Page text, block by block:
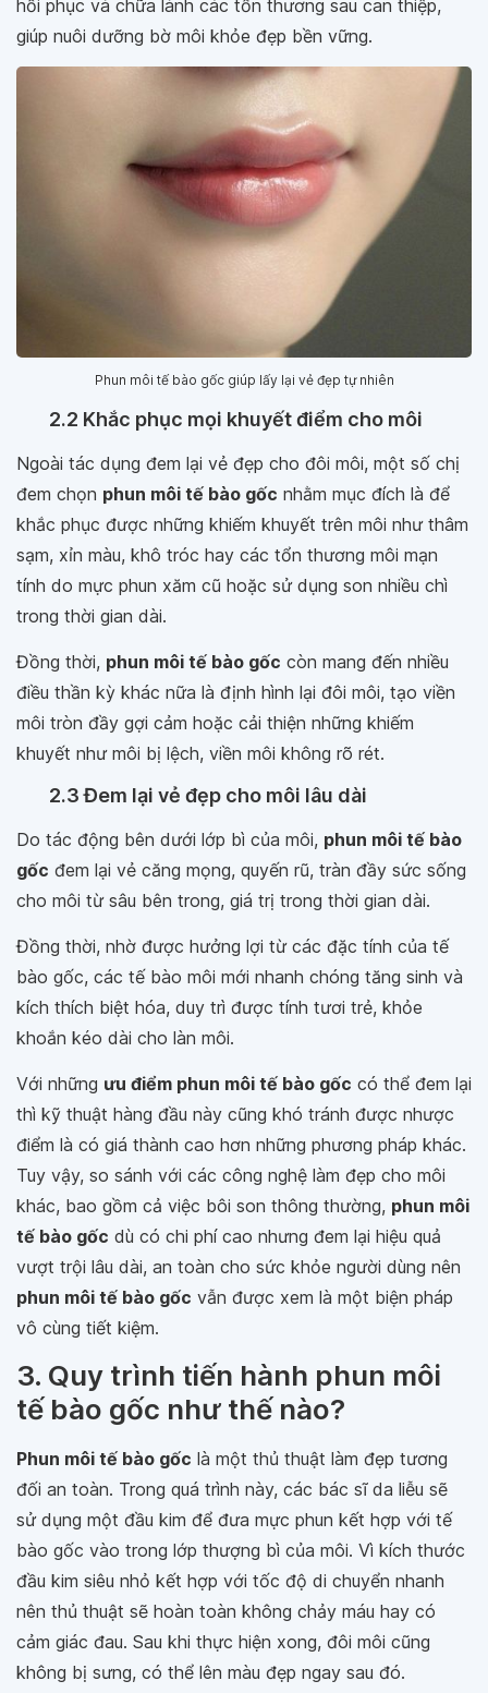
hồi phục và chữa lành các tổn thương sau can thiệp,
giúp nuôi dưỡng bờ môi khỏe đẹp bền vững.
Phun môi tế bào gốc giúp lấy lại vẻ đẹp tự nhiên
2.2 Khắc phục mọi khuyết điểm cho môi
Ngoài tác dụng đem lại vẻ đẹp cho đôi môi, một số chị
đem chọn phun môi tế bào gốc nhằm mục đích là để
khắc phục được những khiếm khuyết trên môi như thâm
sạm, xỉn màu, khô tróc hay các tổn thương môi mạn
tính do mực phun xăm cũ hoặc sử dụng son nhiều chì
trong thời gian dài.
Đồng thời, phun môi tế bào gốc còn mang đến nhiều
điều thần kỳ khác nữa là định hình lại đôi môi, tạo viền
môi tròn đầy gợi cảm hoặc cải thiện những khiếm
khuyết như môi bị lệch, viền môi không rõ rét.
2.3 Đem lại vẻ đẹp cho môi lâu dài
Do tác động bên dưới lớp bì của môi, phun môi tế bào
gốc đem lại vẻ căng mọng, quyến rũ, tràn đầy sức sống
cho môi từ sâu bên trong, giá trị trong thời gian dài.
Đồng thời, nhờ được hưởng lợi từ các đặc tính của tế
bào gốc, các tế bào môi mới nhanh chóng tăng sinh và
kích thích biệt hóa, duy trì được tính tươi trẻ, khỏe
khoắn kéo dài cho làn môi.
Với những ưu điểm phun môi tế bào gốc có thể đem lại
thì kỹ thuật hàng đầu này cũng khó tránh được nhược
điểm là có giá thành cao hơn những phương pháp khác.
Tuy vậy, so sánh với các công nghệ làm đẹp cho môi
khác, bao gồm cả việc bôi son thông thường, phun môi
tế bào gốc dù có chi phí cao nhưng đem lại hiệu quả
vượt trội lâu dài, an toàn cho sức khỏe người dùng nên
phun môi tế bào gốc vẫn được xem là một biện pháp
vô cùng tiết kiệm.
3. Quy trình tiến hành phun môi
tế bào gốc như thế nào?
Phun môi tế bào gốc là một thủ thuật làm đẹp tương
đối an toàn. Trong quá trình này, các bác sĩ da liễu sẽ
sử dụng một đầu kim để đưa mực phun kết hợp với tế
bào gốc vào trong lớp thượng bì của môi. Vì kích thước
đầu kim siêu nhỏ kết hợp với tốc độ di chuyển nhanh
nên thủ thuật sẽ hoàn toàn không chảy máu hay có
cảm giác đau. Sau khi thực hiện xong, đôi môi cũng
không bị sưng, có thể lên màu đẹp ngay sau đó.